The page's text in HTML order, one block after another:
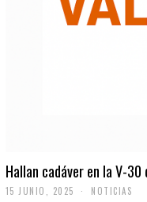
Hallan cadáver en la V-
15 JUNIO, 2025 NOTICIAS